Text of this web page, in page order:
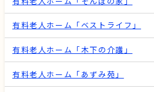
有料老人ホーム「ベストライフ」
有料老人ホーム「木下の介護」
有料老人ホーム「あずみ苑」